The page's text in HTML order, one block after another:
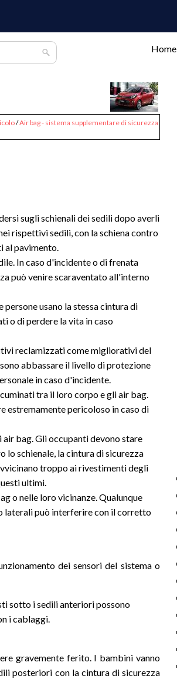
Home
/Air bag - sistema supplementare di sicurezza
sugli schienali dei sedili dopo averli
rispettivi sedili, con la schiena contro
al pavimento.
In caso d'incidente o di frenata
può venire scaraventato all'interno
persone usano la stessa cintura di
o di perdere la vita in caso
reclamizzati come migliorativi del
abbassare il livello di protezione
in caso d'incidente.
tra il loro corpo e gli air bag.
estremamente pericoloso in caso di
bag. Gli occupanti devono stare
lo schienale, la cintura di sicurezza
troppo ai rivestimenti degli
ultimi.
o nelle loro vicinanze. Qualunque
laterali può interferire con il corretto
dei sensori del sistema o
sotto i sedili anteriori possono
i cablaggi.
gravemente ferito. I bambini vanno
posteriori con la cintura di sicurezza